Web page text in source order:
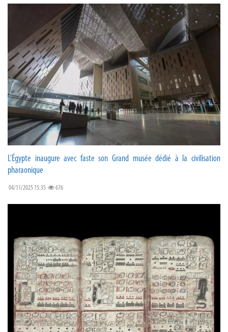
L'Égypte inaugure avec faste son Grand musée dédié à la civilisation
pharaonique
04/11/2025 15:35 676